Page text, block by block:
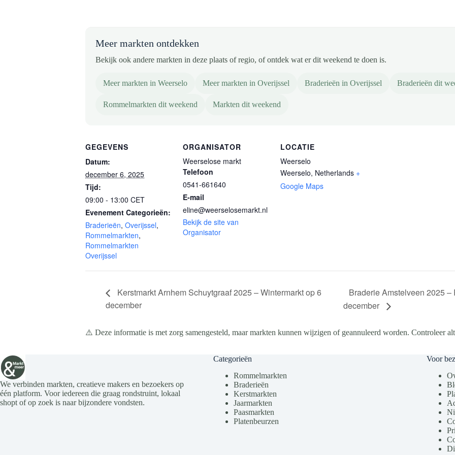
Meer markten ontdekken
Bekijk ook andere markten in deze plaats of regio, of ontdek wat er dit weekend te doen is.
Meer markten in Weerselo Meer markten in Overijssel Braderieën in Overijssel Braderieën dit
Rommelmarkten dit weekend Markten dit weekend
GEGEVENS
Datum:
december 6, 2025
Tijd:
09:00 - 13:00 CET
Evenement Categorieën:
Braderieën, Overijssel,
Rommelmarkten,
Rommelmarkten
Overijssel
ORGANISATOR
Weerselose markt
Telefoon
0541-661640
E-mail
eline@weerselosemarkt.nl
Bekijk de site van
Organisator
LOCATIE
Weerselo
Weerselo, Netherlands +
Google Maps
Kerstmarkt Arnhem Schuytgraaf 2025 – Wintermarkt op 6
december
Braderie Amstelveen 2025
december
⚠️ Deze informatie is met zorg samengesteld, maar markten kunnen wijzigen of geannuleerd worden. Controleer
We verbinden markten, creatieve makers en bezoekers op
één platform. Voor iedereen die graag rondstruint, lokaal
shopt of op zoek is naar bijzondere vondsten.
Categorieën
Rommelmarkten
Braderieën
Kerstmarkten
Jaarmarkten
Paasmarkten
Platenbeurzen
Voor